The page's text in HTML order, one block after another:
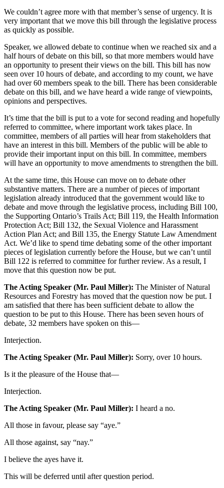
We couldn’t agree more with that member’s sense of urgency. It is
very important that we move this bill through the legislative process
as quickly as possible.
Speaker, we allowed debate to continue when we reached six and a
half hours of debate on this bill, so that more members would have
an opportunity to present their views on the bill. This bill has now
seen over 10 hours of debate, and according to my count, we have
had over 60 members speak to the bill. There has been considerable
debate on this bill, and we have heard a wide range of viewpoints,
opinions and perspectives.
It’s time that the bill is put to a vote for second reading and hopefully
referred to committee, where important work takes place. In
committee, members of all parties will hear from stakeholders that
have an interest in this bill. Members of the public will be able to
provide their important input on this bill. In committee, members
will have an opportunity to move amendments to strengthen the bill.
At the same time, this House can move on to debate other
substantive matters. There are a number of pieces of important
legislation already introduced that the government would like to
debate and move through the legislative process, including Bill 100,
the Supporting Ontario’s Trails Act; Bill 119, the Health Information
Protection Act; Bill 132, the Sexual Violence and Harassment
Action Plan Act; and Bill 135, the Energy Statute Law Amendment
Act. We’d like to spend time debating some of the other important
pieces of legislation currently before the House, but we can’t until
Bill 122 is referred to committee for further review. As a result, I
move that this question now be put.
The Acting Speaker (Mr. Paul Miller): The Minister of Natural
Resources and Forestry has moved that the question now be put. I
am satisfied that there has been sufficient debate to allow the
question to be put to this House. There has been seven hours of
debate, 32 members have spoken on this—
Interjection.
The Acting Speaker (Mr. Paul Miller): Sorry, over 10 hours.
Is it the pleasure of the House that—
Interjection.
The Acting Speaker (Mr. Paul Miller): I heard a no.
All those in favour, please say “aye.”
All those against, say “nay.”
I believe the ayes have it.
This will be deferred until after question period.